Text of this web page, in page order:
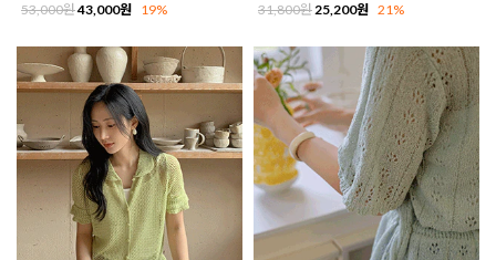
53,000원43,000원 19% 31,800원25,200원 21%